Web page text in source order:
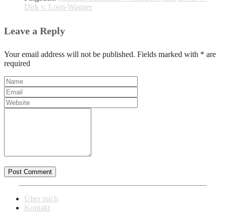
Dirk v. Loen-Wagner
Leave a Reply
Your email address will not be published. Fields marked with * are
required
Über mich
Kontakt